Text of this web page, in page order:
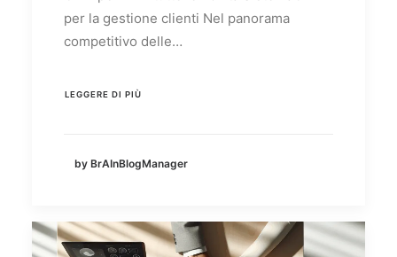
per la gestione clienti Nel panorama
competitivo delle…
LEGGERE DI PIÙ
by BrAInBlogManager